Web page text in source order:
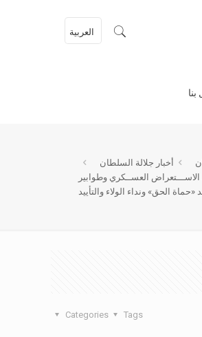
العربية
أخبار جلالة السلطان
العســكري وطوابير
الحق» ونداء الولاء والتأييد
Categories Tags